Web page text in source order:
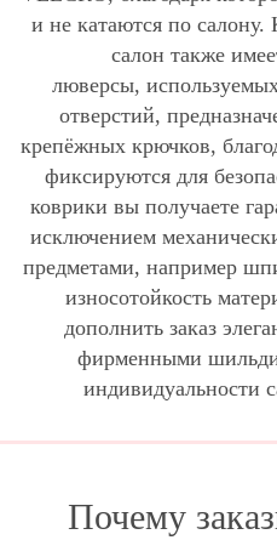
и не катаются по салону.
салон также
люверсы,
отверстий,
крепёжных крючков,
фиксируются для
коврики вы получаете
исключением
предметами, например
износотойкость
дополнить заказ
фирменными
индивидуальности
Почему